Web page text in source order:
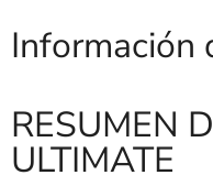
Información
RESUMEN
ULTIMATE